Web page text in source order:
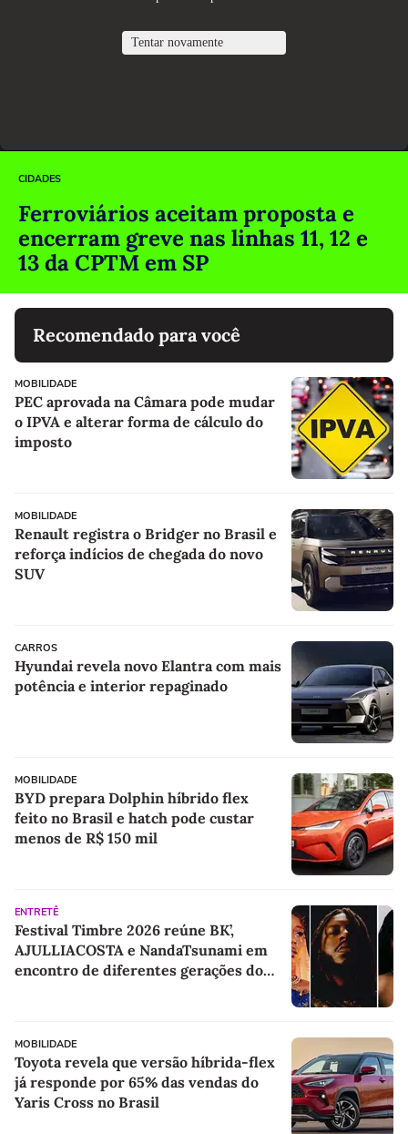
CIDADES
Ferroviários aceitam proposta e
encerram greve nas linhas 11, 12 e
13 da CPTM em SP
Recomendado para você
MOBILIDADE
PEC aprovada na Câmara pode mudar
o IPVA e alterar forma de cálculo do
imposto
MOBILIDADE
Renault registra o Bridger no Brasil e
reforça indícios de chegada do novo
SUV
CARROS
Hyundai revela novo Elantra com mais
potência e interior repaginado
MOBILIDADE
BYD prepara Dolphin híbrido flex
feito no Brasil e hatch pode custar
menos de R$ 150 mil
ENTRETÊ
Festival Timbre 2026 reúne BK’,
AJULLIACOSTA e NandaTsunami em
encontro de diferentes gerações do
MOBILIDADE
Toyota revela que versão híbrida-flex
já responde por 65% das vendas do
Yaris Cross no Brasil